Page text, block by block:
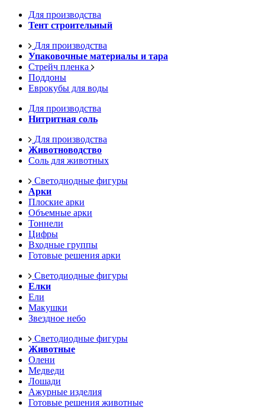
Для производства
Тент строительный
Для производства
Упаковочные материалы и тара
Стрейч пленка
Поддоны
Еврокубы для воды
Для производства
Нитритная соль
Для производства
Животноводство
Соль для животных
Светодиодные фигуры
Арки
Плоские арки
Объемные арки
Тоннели
Цифры
Входные группы
Готовые решения арки
Светодиодные фигуры
Елки
Ели
Макушки
Звездное небо
Светодиодные фигуры
Животные
Олени
Медведи
Лошади
Ажурные изделия
Готовые решения животные